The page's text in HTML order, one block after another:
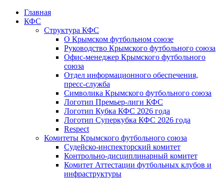
Главная
КФС
Структура КФС
О Крымском футбольном союзе
Руководство Крымского футбольного союза
Офис-менеджер Крымского футбольного
союза
Отдел информационного обеспечения,
пресс-служба
Символика Крымского футбольного союза
Логотип Премьер-лиги КФС
Логотип Кубка КФС 2026 года
Логотип Суперкубка КФС 2026 года
Respect
Комитеты Крымского футбольного союза
Судейско-инспекторский комитет
Контрольно-дисциплинарный комитет
Комитет Аттестации футбольных клубов и
инфраструктуры